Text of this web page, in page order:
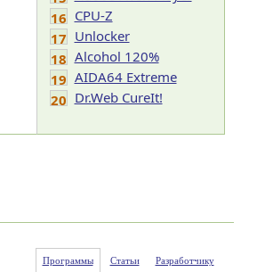
16 CPU-Z
17 Unlocker
18 Alcohol 120%
19 AIDA64 Extreme
20 Dr.Web CureIt!
Программы Статьи Разработчику